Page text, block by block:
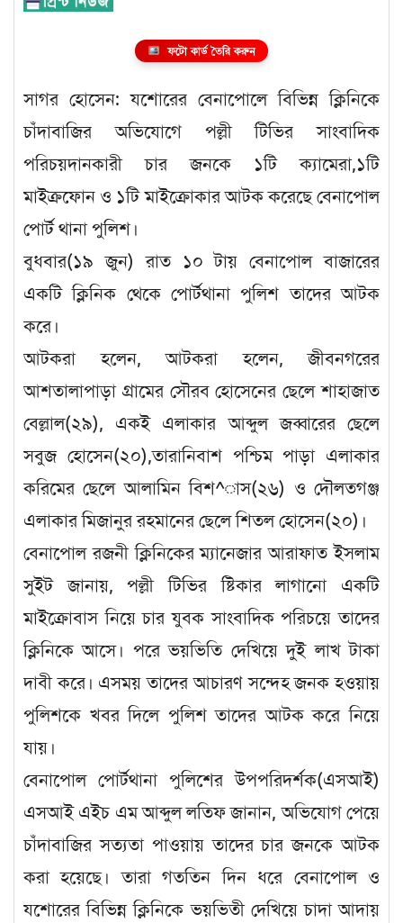
ফটো কার্ড তৈরি করুন
সাগর হোসেন: যশোরের বেনাপোলে বিভিন্ন ক্লিনিকে
চাঁদাবাজির অভিযোগে পল্লী টিভির সাংবাদিক
পরিচয়দানকারী চার জনকে ১টি ক্যামেরা,১টি
মাইক্রফোন ও ১টি মাইক্রোকার আটক করেছে বেনাপোল
পোর্ট থানা পুলিশ।
বুধবার(১৯ জুন) রাত ১০ টায় বেনাপোল বাজারের
একটি ক্লিনিক থেকে পোর্টথানা পুলিশ তাদের আটক
করে।
আটকরা হলেন, আটকরা হলেন, জীবনগরের
আশতালাপাড়া গ্রামের সৌরব হোসেনের ছেলে শাহাজাত
বেল্লাল(২৯), একই এলাকার আব্দুল জব্বারের ছেলে
সবুজ হোসেন(২০),তারানিবাশ পশ্চিম পাড়া এলাকার
করিমের ছেলে আলামিন বিশ^াস(২৬) ও দৌলতগঞ্জ
এলাকার মিজানুর রহমানের ছেলে শিতল হোসেন(২০)।
বেনাপোল রজনী ক্লিনিকের ম্যানেজার আরাফাত ইসলাম
সুইট জানায়, পল্লী টিভির ষ্টিকার লাগানো একটি
মাইক্রোবাস নিয়ে চার যুবক সাংবাদিক পরিচয়ে তাদের
ক্লিনিকে আসে। পরে ভয়ভিতি দেখিয়ে দুই লাখ টাকা
দাবী করে। এসময় তাদের আচারণ সন্দেহ জনক হওয়ায়
পুলিশকে খবর দিলে পুলিশ তাদের আটক করে নিয়ে
যায়।
বেনাপোল পোর্টথানা পুলিশের উপপরিদর্শক(এসআই)
এসআই এইচ এম আব্দুল লতিফ জানান, অভিযোগ পেয়ে
চাঁদাবাজির সত্যতা পাওয়ায় তাদের চার জনকে আটক
করা হয়েছে। তারা গততিন দিন ধরে বেনাপোল ও
যশোরের বিভিন্ন ক্লিনিকে ভয়ভিতী দেখিয়ে চাদা আদায়